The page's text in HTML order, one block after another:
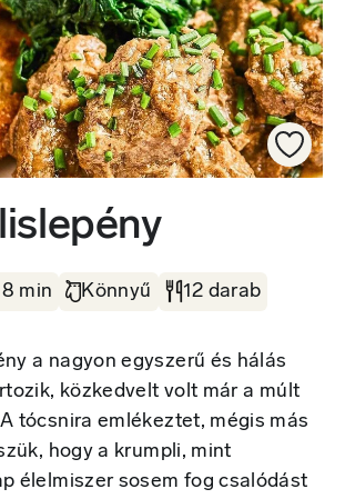
min Könnyű 12 darab
a nagyon egyszerű és hálás
közkedvelt volt már a múlt
tócsnira emlékeztet, mégis más
hogy a krumpli, mint
élelmiszer sosem fog csalódást